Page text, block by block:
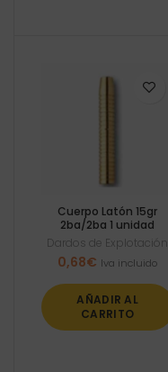
Cuerpo Latón 15gr
2ba/2ba 1 unidad
Dardos de Explotación
0,68€ Iva incluido
AÑADIR AL
CARRITO